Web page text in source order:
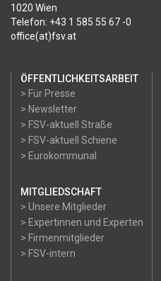
1020 Wien
Telefon: +43 1 585 55 67 -0
office(at)fsv.at
ÖFFENTLICHKEITSARBEIT
> Für Presse
> Newsletter
> FSV-aktuell Straße
> FSV-aktuell Schiene
> Eurokommunal
MITGLIEDSCHAFT
> Unsere Mitglieder
> Expertinnen und Experten
> Firmenmitglieder
> FSV-intern